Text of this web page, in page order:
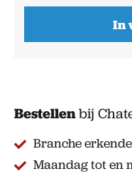
aantal
In
Bestellenbij
Branche
Maandag tot en